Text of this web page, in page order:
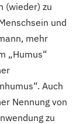
(wieder) zu
und
mehr
„Humus“
Auch
Nennung von
zu